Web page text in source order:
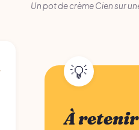
Un pot de crème Cien sur
À retenir